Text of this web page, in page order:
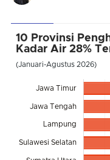
10 Provinsi
Kadar Air 28%
(Januari-Agustus 2026)